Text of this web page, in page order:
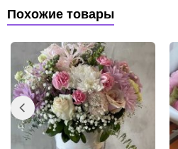
Похожие товары